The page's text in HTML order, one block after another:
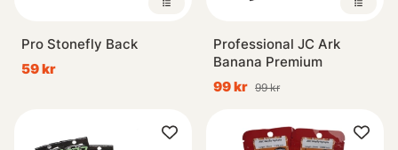
Pro Stonefly Back
59 kr
Professional JC Ark
Banana Premium
99 kr 99 kr